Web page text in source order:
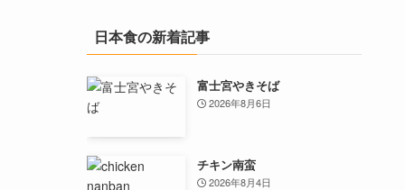
日本食の新着記事
富士宮やきそば
2026年8月6日
チキン南蛮
2026年8月4日